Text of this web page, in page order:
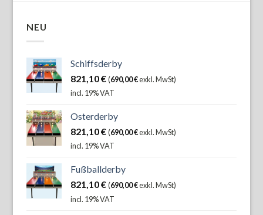
NEU
Schiffsderby
821,10€ (690,00€exkl. MwSt)
incl. 19% VAT
Osterderby
821,10€ (690,00€exkl. MwSt)
incl. 19% VAT
Fußballderby
821,10€ (690,00€exkl. MwSt)
incl. 19% VAT